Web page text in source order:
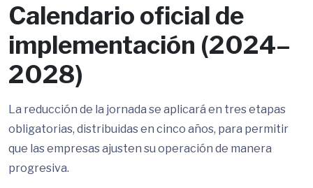
Calendario oficial de
implementación (2024–
2028)
La reducción de la jornada se aplicará en tres etapas
obligatorias, distribuidas en cinco años, para permitir
que las empresas ajusten su operación de manera
progresiva.